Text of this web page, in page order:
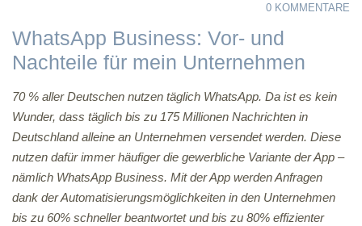
0 KOMMENTARE
WhatsApp Business: Vor- und
Nachteile für mein Unternehmen
70 % aller Deutschen nutzen täglich WhatsApp. Da ist es kein
Wunder, dass täglich bis zu 175 Millionen Nachrichten in
Deutschland alleine an Unternehmen versendet werden. Diese
nutzen dafür immer häufiger die gewerbliche Variante der App –
nämlich WhatsApp Business. Mit der App werden Anfragen
dank der Automatisierungsmöglichkeiten in den Unternehmen
bis zu 60% schneller beantwortet und bis zu 80% effizienter